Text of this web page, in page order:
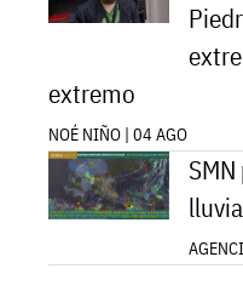
extremo
NOÉ NIÑO | 04 AGO